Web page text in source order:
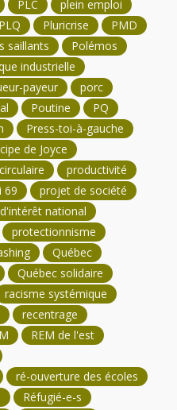
PLC
plein emploi
PLQ Pluricrise
PMD
saillants
Polémos
industrielle
payeur
porc
Poutine
PQ
Press-toi-à-gauche
de Joyce
productivité
69
projet de société
national
protectionnisme
Québec
Québec solidaire
racisme systémique
recentrage
REM de l'est
ré-ouverture des écoles
Réfugié-e-s